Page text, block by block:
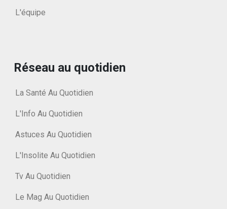
L'équipe
Réseau au quotidien
La Santé Au Quotidien
L'Info Au Quotidien
Astuces Au Quotidien
L'Insolite Au Quotidien
Tv Au Quotidien
Le Mag Au Quotidien